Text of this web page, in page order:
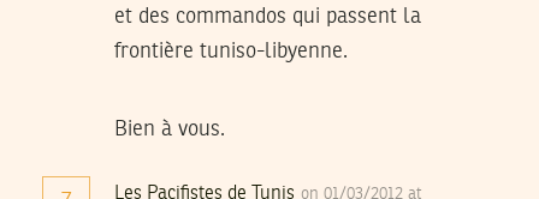
et des commandos qui passent la
frontière tuniso-libyenne.
Bien à vous.
Les Pacifistes de Tunis on 01/03/2012 at